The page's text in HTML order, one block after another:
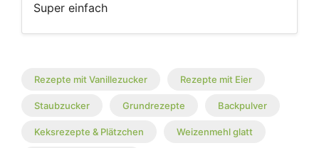
Super einfach
Rezepte mit Vanillezucker Rezepte mit Eier
Staubzucker Grundrezepte Backpulver
Keksrezepte & Plätzchen Weizenmehl glatt